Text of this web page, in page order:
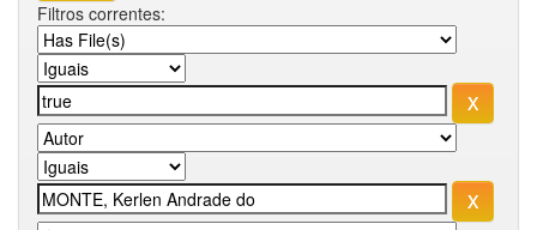
Filtros correntes: